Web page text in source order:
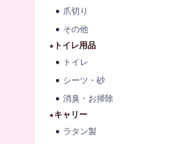
爪切り
その他
★トイレ用品
トイレ
シーツ・砂
消臭・お掃除
★キャリー
ラタン製